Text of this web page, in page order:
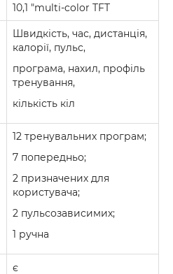
10,1 "multi-color TFT
Швидкість, час, дистанція,
калорії, пульс,
програма, нахил, профіль
тренування,
кількість кіл
12 тренувальних програм;
7 попередньо;
2 призначених для
користувача;
2 пульсозависимих;
1 ручна
є